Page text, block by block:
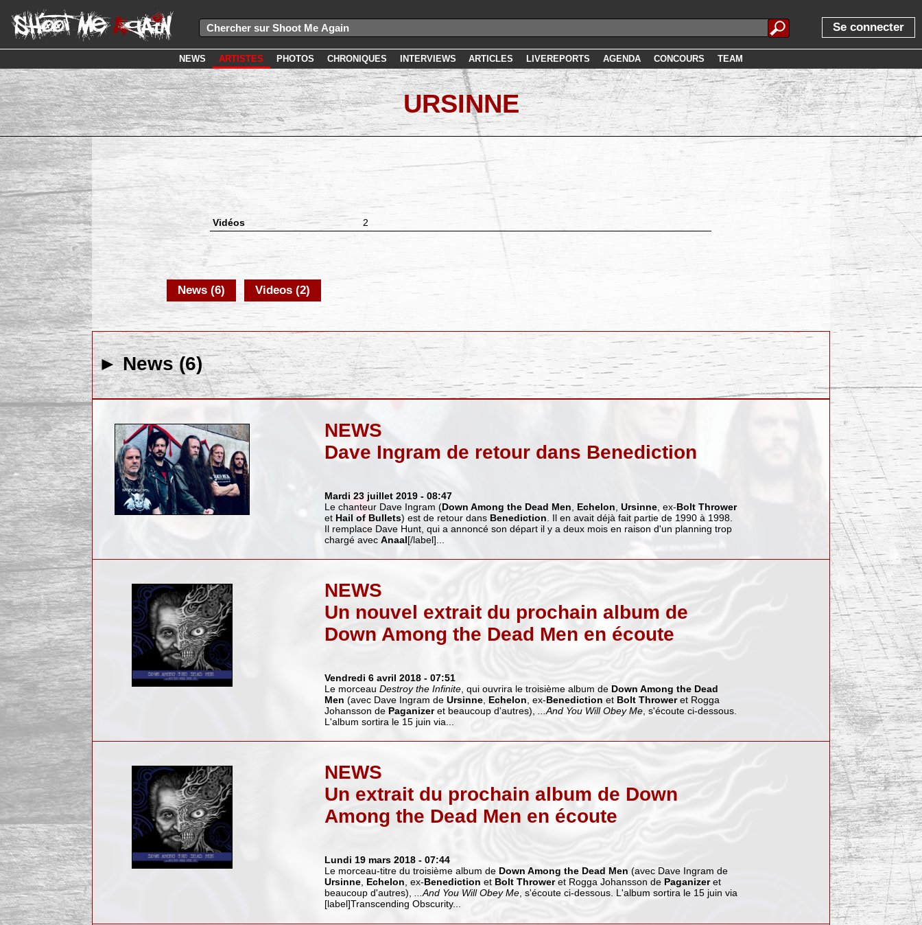
Se connecter
NEWS ARTISTES PHOTOS CHRONIQUES INTERVIEWS ARTICLES LIVEREPORTS AGENDA CONCOURS TEAM
URSINNE
Vidéos 2
News (6) Videos (2)
► News (6)
NEWS
Dave Ingram de retour dans Benediction
Mardi 23 juillet 2019 - 08:47
Le chanteur Dave Ingram (Down Among the Dead Men Echelon Ursinne, ex-Bolt Thrower
et Hail of Bullets) est de retour dans Benediction . Il en avait déjà fait partie de 1990 à 1998.
Il remplace Dave Hunt, qui a annoncé son départ il y a deux mois en raison d'un planning trop
chargé avec Anaal[/label]...
NEWS
Un nouvel extrait du prochain album de
Down Among the Dead Men en écoute
Vendredi 6 avril 2018 - 07:51
Le morceau Destroy the Infinite, qui ouvrira le troisième album de Down Among the Dead
Men (avec Dave Ingram de Ursinne, Echelon , ex-Benediction et Bolt Throweret Rogga
Johansson de Paganizeret beaucoup d'autres), ...And You Will Obey Me, s'écoute ci-dessous.
L'album sortira le 15 juin via...
NEWS
Un extrait du prochain album de Down
Among the Dead Men en écoute
Lundi 19 mars 2018 - 07:44
Le morceau-titre du troisième album de Down Among the Dead Men (avec Dave Ingram de
Ursinne, Echelon , ex-Benediction et Bolt Throweret Rogga Johansson de Paganizeret
beaucoup d'autres),
...And You Will Obey Me, s'écoute ci-dessous. L'album sortira le 15 juin via
[label]Transcending Obscurity...